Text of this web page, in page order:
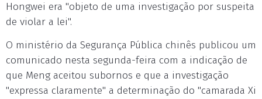
Hongwei era "objeto de uma investigação por suspeita
de violar a lei".
O ministério da Segurança Pública chinês publicou um
comunicado nesta segunda-feira com a indicação de
que Meng aceitou subornos e que a investigação
"expressa claramente" a determinação do "camarada Xi